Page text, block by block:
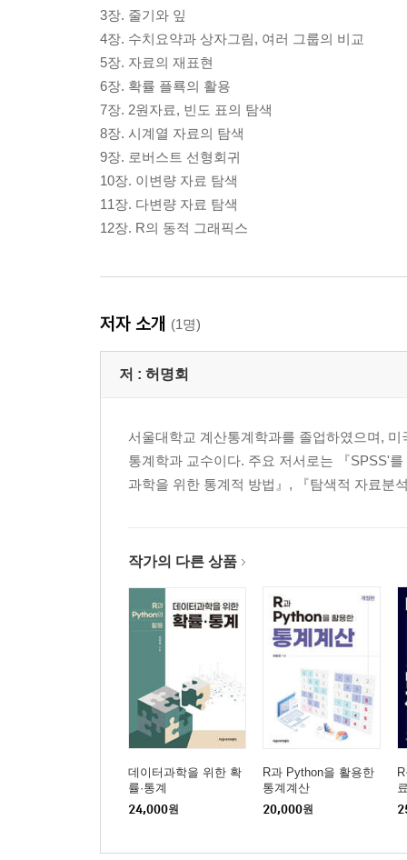
3장. 줄기와 잎
4장. 수치요약과 상자그림, 여러 그룹의 비교
5장. 자료의 재표현
6장. 확률 플룍의 활용
7장. 2원자료, 빈도 표의 탐색
8장. 시계열 자료의 탐색
9장. 로버스트 선형회귀
10장. 이변량 자료 탐색
11장. 다변량 자료 탐색
12장. R의 동적 그래픽스
저자 소개 (1명)
저 : 허명회
서울대학교 계산통계학과를 졸업하였으며,
통계학과 교수이다. 주요 저서로는 『SPSS'
과학을 위한 통계적 방법』, 『탐색적 자료분
작가의 다른 상품
데이터과학을 위한 확
률·통계
24,000원
R과 Python을 활용한
통계계산
20,000원